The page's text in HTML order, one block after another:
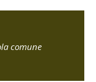
comune